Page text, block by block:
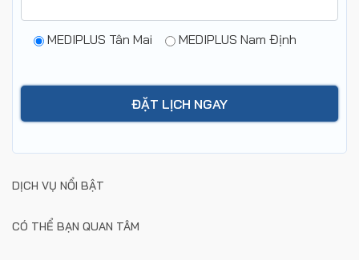
MEDIPLUS Tân Mai MEDIPLUS Nam Định
DỊCH VỤ NỔI BẬT
CÓ THỂ BẠN QUAN TÂM